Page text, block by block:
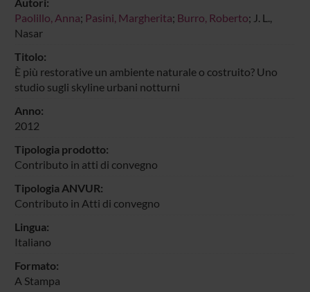
Paolillo, Anna; Pasini, Margherita; Burro, Roberto; J. L.,
Nasar
Titolo:
È più restorative un ambiente naturale o costruito? Uno
studio sugli skyline urbani notturni
Anno:
2012
Tipologia prodotto:
Contributo in atti di convegno
Tipologia ANVUR:
Contributo in Atti di convegno
Lingua:
Italiano
Formato:
A Stampa